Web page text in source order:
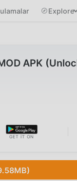
Explore
APK
GET IT ON